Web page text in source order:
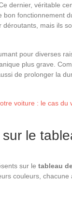
dernier, véritable
bon fonctionnement
déroutants, mais ils
pour diverses
plus grave.
de prolonger la
voiture : le cas du
le
sur le tableau
couleurs, chacune